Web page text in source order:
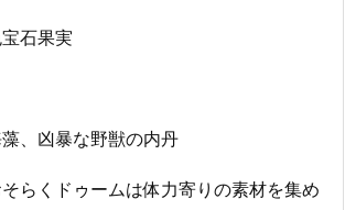
石果実
、凶暴な野獣の内丹
らくドゥームは体力寄りの素材を集め